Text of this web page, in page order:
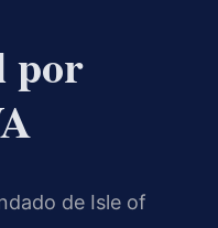
por
de Isle of